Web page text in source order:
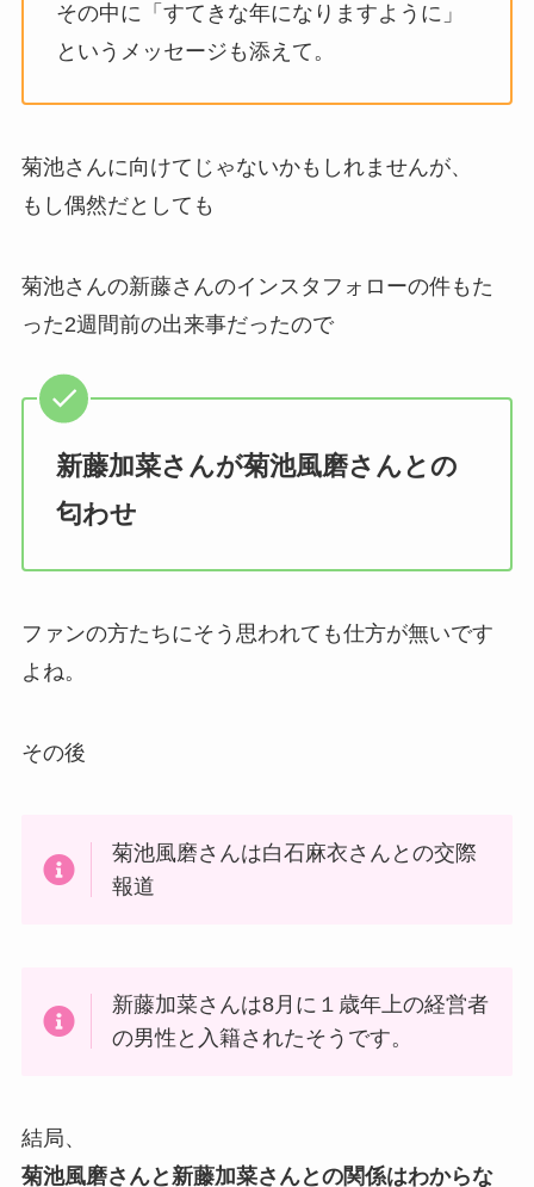
その中に「すてきな年になりますように」
というメッセージも添えて。
菊池さんに向けてじゃないかもしれませんが、
もし偶然だとしても
菊池さんの新藤さんのインスタフォローの件もた
った2週間前の出来事だったので
新藤加菜さんが菊池風磨さんとの
匂わせ
ファンの方たちにそう思われても仕方が無いです
よね。
その後
菊池風磨さんは白石麻衣さんとの交際
報道
新藤加菜さんは8月に１歳年上の経営者
の男性と入籍されたそうです。
結局、
菊池風磨さんと新藤加菜さんとの関係はわからな